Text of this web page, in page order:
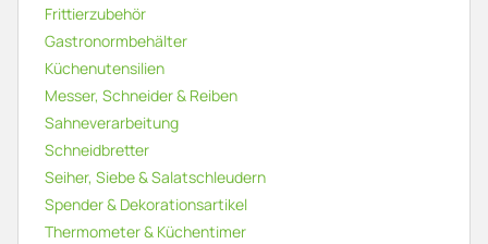
Frittierzubehör
Gastronormbehälter
Küchenutensilien
Messer, Schneider & Reiben
Sahneverarbeitung
Schneidbretter
Seiher, Siebe & Salatschleudern
Spender & Dekorationsartikel
Thermometer & Küchentimer